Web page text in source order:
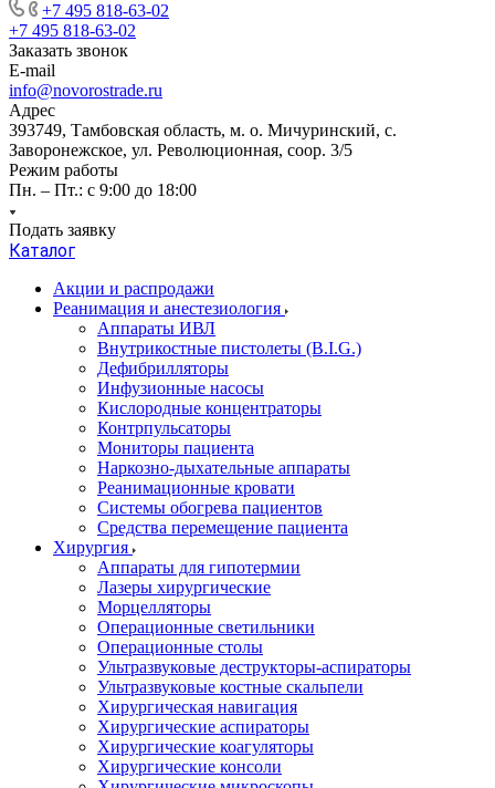
+7 495 818-63-02
+7 495 818-63-02
Заказать звонок
E-mail
info@novorostrade.ru
Адрес
393749, Тамбовская область, м. о. Мичуринский, с.
Заворонежское, ул. Революционная, соор. 3/5
Режим работы
Пн. – Пт.: с 9:00 до 18:00
Подать заявку
Каталог
Акции и распродажи
Реанимация и анестезиология
Аппараты ИВЛ
Внутрикостные пистолеты (B.I.G.)
Дефибрилляторы
Инфузионные насосы
Кислородные концентраторы
Контрпульсаторы
Мониторы пациента
Наркозно-дыхательные аппараты
Реанимационные кровати
Системы обогрева пациентов
Средства перемещение пациента
Хирургия
Аппараты для гипотермии
Лазеры хирургические
Морцелляторы
Операционные светильники
Операционные столы
Ультразвуковые деструкторы-аспираторы
Ультразвуковые костные скальпели
Хирургическая навигация
Хирургические аспираторы
Хирургические коагуляторы
Хирургические консоли